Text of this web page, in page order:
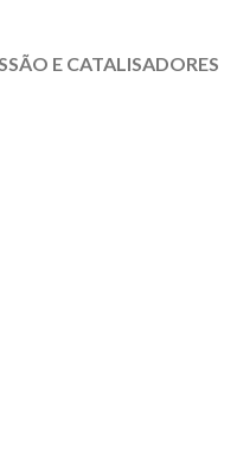
E CATALISADORES